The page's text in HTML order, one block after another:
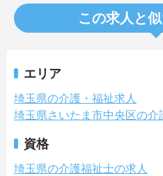
この求人と
エリア
埼玉県の介護・福祉求人
埼玉県さいたま市中央区の介
資格
埼玉県の介護福祉士の求人